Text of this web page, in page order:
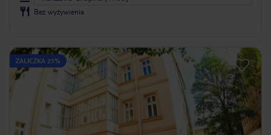
Bez wyżywienia
ZALICZKA 25%